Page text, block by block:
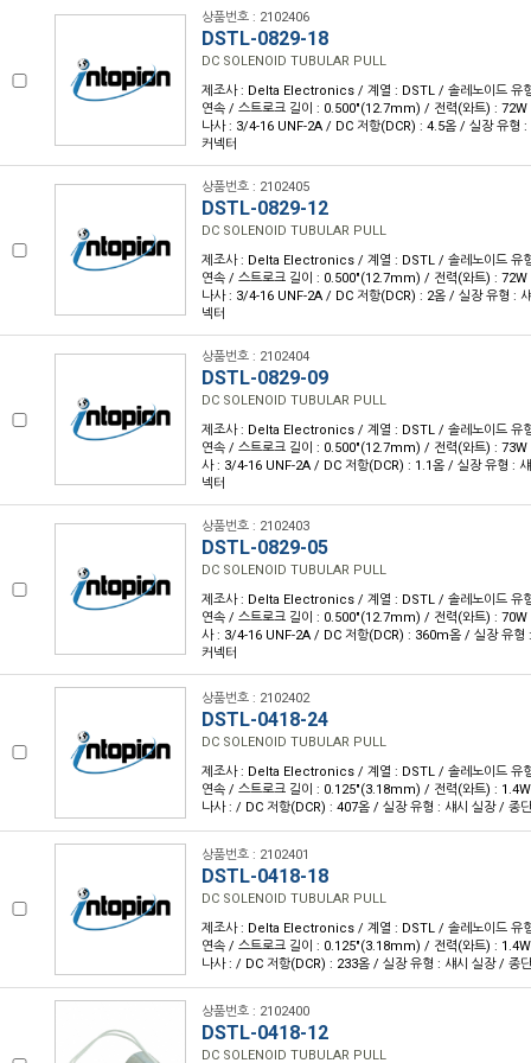
상품번호 : 2102406
DSTL-0829-18
DC SOLENOID TUBULAR PULL
제조사 : Delta Electronics / 계열 : DSTL / 솔레노이드 유
연속 / 스트로크 길이 : 0.500"(12.7mm) / 전력(와트) :
나사 : 3/4-16 UNF-2A / DC 저항(DCR) : 4.5옴 / 실장 유형 :
커넥터
상품번호 : 2102405
DSTL-0829-12
DC SOLENOID TUBULAR PULL
제조사 : Delta Electronics / 계열 : DSTL / 솔레노이드 유
연속 / 스트로크 길이 : 0.500"(12.7mm) / 전력(와트) :
나사 : 3/4-16 UNF-2A / DC 저항(DCR) : 2옴 / 실장 유형 :
넥터
상품번호 : 2102404
DSTL-0829-09
DC SOLENOID TUBULAR PULL
제조사 : Delta Electronics / 계열 : DSTL / 솔레노이드 유
연속 / 스트로크 길이 : 0.500"(12.7mm) / 전력(와트) :
사 : 3/4-16 UNF-2A / DC 저항(DCR) : 1.1옴 / 실장 유형 :
넥터
상품번호 : 2102403
DSTL-0829-05
DC SOLENOID TUBULAR PULL
제조사 : Delta Electronics / 계열 : DSTL / 솔레노이드 유
연속 / 스트로크 길이 : 0.500"(12.7mm) / 전력(와트) :
사 : 3/4-16 UNF-2A / DC 저항(DCR) : 360m옴 / 실장 유형
커넥터
상품번호 : 2102402
DSTL-0418-24
DC SOLENOID TUBULAR PULL
제조사 : Delta Electronics / 계열 : DSTL / 솔레노이드 유
연속 / 스트로크 길이 : 0.125"(3.18mm) / 전력(와트) :
나사 : / DC 저항(DCR) : 407옴 / 실장 유형 : 섀시 실장 / 종
상품번호 : 2102401
DSTL-0418-18
DC SOLENOID TUBULAR PULL
제조사 : Delta Electronics / 계열 : DSTL / 솔레노이드 유
연속 / 스트로크 길이 : 0.125"(3.18mm) / 전력(와트) :
나사 : / DC 저항(DCR) : 233옴 / 실장 유형 : 섀시 실장 / 종
상품번호 : 2102400
DSTL-0418-12
DC SOLENOID TUBULAR PULL